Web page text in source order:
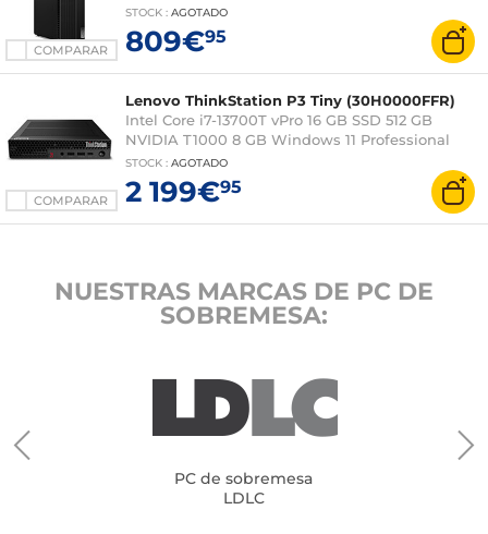
COMPARAR
STOCK : AGOTADO
809€95
COMPARAR
Lenovo ThinkStation P3 Tiny (30H0000FFR)
Intel Core i7-13700T vPro 16 GB SSD 512 GB
NVIDIA T1000 8 GB Windows 11 Professional
STOCK : AGOTADO
2 199€95
NUESTRAS MARCAS DE PC DE
SOBREMESA:
PC de sobremesa
LDLC